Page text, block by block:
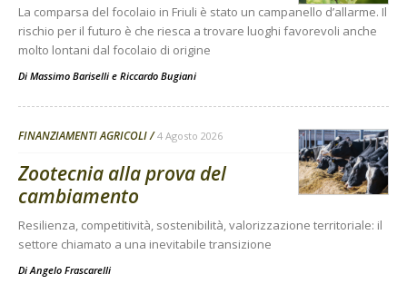
La comparsa del focolaio in Friuli è stato un campanello d’allarme. Il
rischio per il futuro è che riesca a trovare luoghi favorevoli anche
molto lontani dal focolaio di origine
Di Massimo Bariselli e Riccardo Bugiani
FINANZIAMENTI AGRICOLI 4 Agosto 2026
Zootecnia alla prova del
cambiamento
Resilienza, competitività, sostenibilità, valorizzazione territoriale: il
settore chiamato a una inevitabile transizione
Di Angelo Frascarelli